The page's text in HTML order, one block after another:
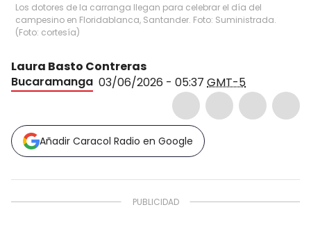
Los dotores de la carranga llegan para celebrar el día del
campesino en Floridablanca, Santander. Foto: Suministrada.
(Foto: cortesía)
Laura Basto Contreras
Bucaramanga 03/06/2026 - 05:37 GMT-5
Añadir Caracol Radio en Google